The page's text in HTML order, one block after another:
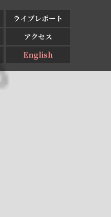
ライブレポート
アクセス
English